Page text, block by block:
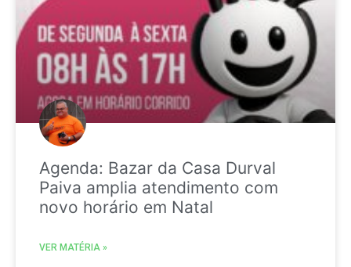
Agenda: Bazar da Casa Durval
Paiva amplia atendimento com
novo horário em Natal
VER MATÉRIA »